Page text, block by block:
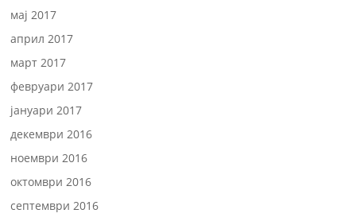
мај 2017
април 2017
март 2017
февруари 2017
јануари 2017
декември 2016
ноември 2016
октомври 2016
септември 2016